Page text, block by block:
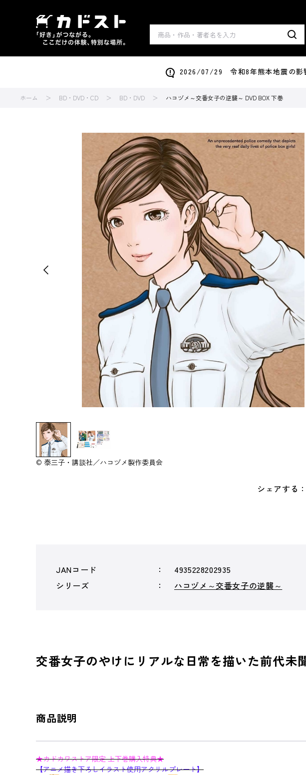
2026/07/29 令和8年熊本地震の影
ホーム BD・DVD・CD BD・DVD ハコヅメ～交番女子の逆襲～ DVD BOX 下巻
© 泰三子・講談社／ハコヅメ製作委員会
シェアする：
JANコード
4935228202935
シリーズ
ハコヅメ～交番女子の逆襲～
交番女子のやけにリアルな日常を描いた前代未
商品説明
★カドカワストア限定 上下巻購入特典★
【アニメ描き下ろしイラスト使用アクリルプレート】